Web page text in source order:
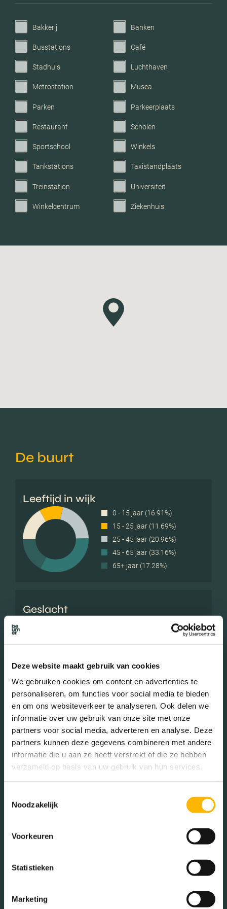
Deze website maakt gebruik van cookies
We gebruiken cookies om content en advertenties te
personaliseren, om functies voor social media te bieden
en om ons websiteverkeer te analyseren. Ook delen we
informatie over uw gebruik van onze site met onze
partners voor social media, adverteren en analyse. Deze
partners kunnen deze gegevens combineren met andere
informatie die u aan ze heeft verstrekt of die ze hebben
verzameld op basis van uw gebruik van hun services.
Noodzakelijk
Voorkeuren
Statistieken
Marketing
Garage
Bakkerij Banken
Busstations Café
Stadhuis Luchthaven
Metrostation Musea
Parken Parkeerplaats
Restaurant Scholen
Sportschool Winkels
Tankstations Taxistandplaats
Treinstation Universiteit
Winkelcentrum Ziekenhuis
De buurt
Leeftijd in wijk
0 - 15 jaar (16.91%)
15 - 25 jaar (11.69%)
25 - 45 jaar (20.96%)
45 - 65 jaar (33.16%)
65+ jaar (17.28%)
Geslacht
Mannen (48.79%)
Gezinnen met kinderen
Met kinderen (37.33%)
Zonder kinderen (32.12%)
Éénpersoons huishoudens
Aantal inwoners: